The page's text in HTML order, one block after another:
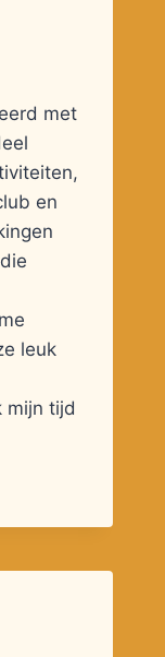
met
en
leuk
mijn tijd